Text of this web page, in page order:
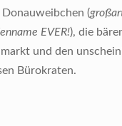
Donauweibchen (
EVER!), die
und den
Bürokraten.